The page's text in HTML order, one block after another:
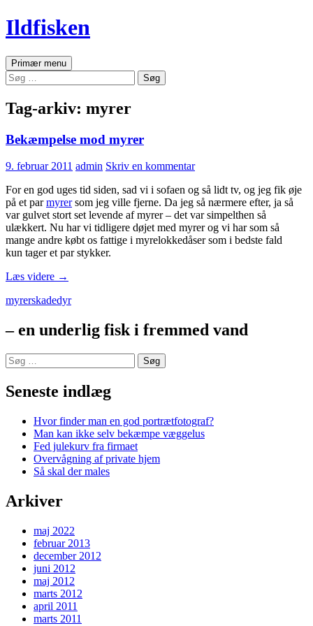
Ildfisken
SøgPrimær menu Hop
til
indhold
Søg
efter:
Tag-arkiv: myrer
Bekæmpelse mod myrer
9. februar 2011 admin Skriv en kommentar
For en god uges tid siden, sad vi i sofaen og så lidt tv, og jeg fik øje
på et parmyrersom jeg ville fjerne. Da jeg så nærmere efter, ja så
var gulvet stort set levende af myrer – det var simpelthen så
ulækkert. Nu har vi tidligere døjet med myrer og vi har som så
mange andre købt os fattige i myrelokkedåser som i bedste fald
kun tager et par stykker.
Læs videre Bekæmpelse
myrer
→
myrerskadedyr
– en underlig fisk i fremmed vand
Søg
efter:
Seneste indlæg
Hvor finder man en god portrætfotograf?
Man kan ikke selv bekæmpe væggelus
Fed julekurv fra firmaet
Overvågning af private hjem
Så skal der males
Arkiver
maj 2022
februar 2013
december 2012
juni 2012
maj 2012
marts 2012
april 2011
marts 2011